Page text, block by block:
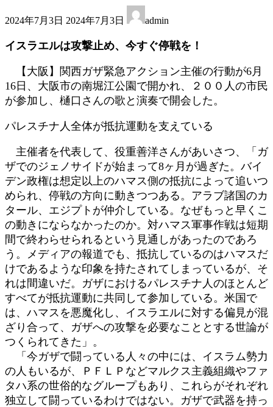
2024年7月3日 終
新
時
:
2024年7月3日 admin
イスラエルは攻撃止め、今すぐ停戦を！
【大阪】関西ガザ緊急アクション主催の行動が6月
16日、大阪市の南堀江公園で開かれ、２００人の市民
が参加し、樋口さんの歌と演奏で開会した。
パレスチナ人全体が抵抗運動を支えている
主催者を代表して、役重善洋さんがあいさつ、「ガ
ザでのジェノサイドが始まって8ヶ月が過ぎた。バイ
デン政権は想定以上のハマス側の抵抗によって追いつ
められ、停戦の方向に動きつつある。アラブ諸国のカ
タール、エジプトが仲介している。なぜもっと早くこ
の動きにならなかったのか。対ハマス軍事作戦は短期
間で終わらせられるという見通しがあったのであろ
う。メディアの報道でも、抵抗しているのはハマスだ
けであるような印象を持たされてしまっているが、そ
れは間違いだ。ガザにおけるパレスチナ人のほとんど
すべてが抵抗運動に共同して参加している。米国で
は、ハマスを悪魔化し、イスラエルに対する偏見が混
ざり合って、ガザへの攻撃を必要なこととする世論が
つくられてきた」。
「今ガザで闘っている人々の中には、イスラム勢力
の人もいるが、ＰＦＬＰなどマルクス主義組織やファ
タハ系の世俗的なグループもあり、これらがそれぞれ
独立して闘っているわけではない。ガザで武器を持っ